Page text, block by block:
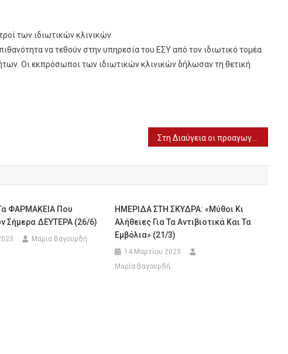
των ιδιωτικών κλινικών
να τεθούν στην υπηρεσία του ΕΣΥ από τον ιδιωτικό τομέα
Οι εκπρόσωποι των ιδιωτικών κλινικών δήλωσαν τη θετική
Στη Διαύγεια οι προαγωγές Ανθυπασπιστών του Στρατού Ξηράς
ΦΑΡΜΑΚΕΙΑ Που
Σήμερα ΔΕΥΤΕΡΑ (26/6)
Μαρία Βαγουρδή
HMEΡΙΔΑ ΣΤΗ ΣΚΥΔΡΑ: «Μύθοι Κι
Αλήθειες Για Τα Αντιβιοτικά Και Τα
Εμβόλια» (21/3)
14 Μαρτίου 2023
Μαρία Βαγουρδή